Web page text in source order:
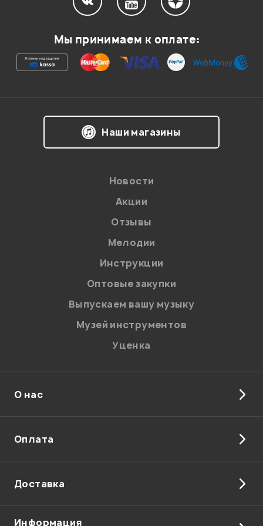
Ваша оценка:
на обработку персональных данных в
Политикой в отношении обработки
персональных данных.
Введите проверочное число:
Отправить
Мы принимаем к оплате:
Наши магазины
Новости
Акции
Отзывы
Мелодии
Инструкции
Оптовые закупки
Выпускаем вашу музыку
Музей инструментов
Уценка
О нас
Оплата
Доставка
Информация